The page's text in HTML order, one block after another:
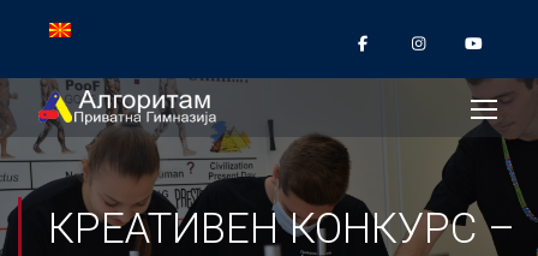
КРЕАТИВЕН КОНКУРС –